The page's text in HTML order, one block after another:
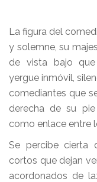
La figura del
y solemne, su
de vista bajo que
yergue inmóvil,
comediantes que
derecha de su
como enlace entre
Se percibe cierta
cortos que dejan
acordonados de